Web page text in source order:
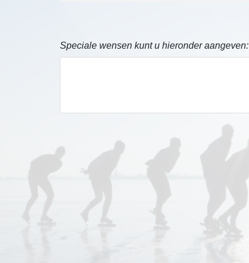
Speciale wensen kunt u hieronder aangeven: